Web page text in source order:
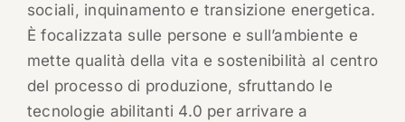
sociali, inquinamento e transizione energetica.
È focalizzata sulle persone e sull’ambiente e
mette qualità della vita e sostenibilità al centro
del processo di produzione, sfruttando le
tecnologie abilitanti 4.0 per arrivare a